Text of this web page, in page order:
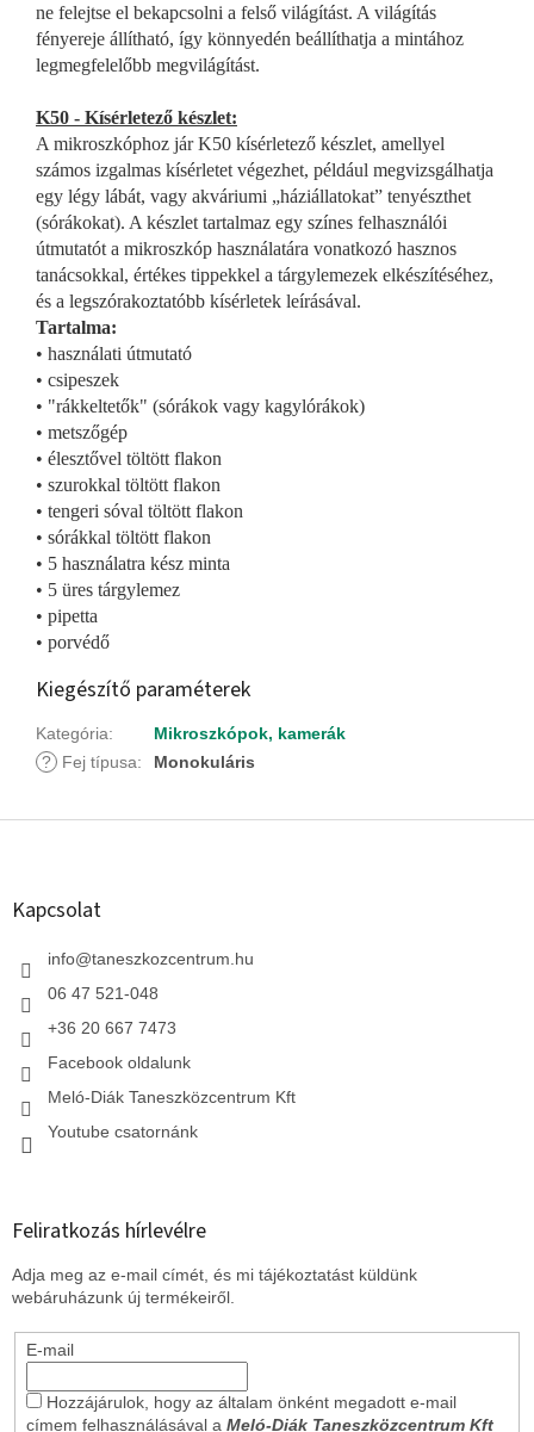
ne felejtse el bekapcsolni a felső világítást. A világítás
fényereje állítható, így könnyedén beállíthatja a mintához
legmegfelelőbb megvilágítást.
K50 - Kísérletező készlet:
A mikroszkóphoz jár K50 kísérletező készlet, amellyel
számos izgalmas kísérletet végezhet, például megvizsgálhatja
egy légy lábát, vagy akváriumi „háziállatokat” tenyészthet
(sórákokat). A készlet tartalmaz egy színes felhasználói
útmutatót a mikroszkóp használatára vonatkozó hasznos
tanácsokkal, értékes tippekkel a tárgylemezek elkészítéséhez,
és a legszórakoztatóbb kísérletek leírásával.
Tartalma:
• használati útmutató
• csipeszek
• "rákkeltetők" (sórákok vagy kagylórákok)
• metszőgép
• élesztővel töltött flakon
• szurokkal töltött flakon
• tengeri sóval töltött flakon
• sórákkal töltött flakon
• 5 használatra kész minta
• 5 üres tárgylemez
• pipetta
• porvédő
Kiegészítő paraméterek
Kategória:
Mikroszkópok, kamerák
?
Fej típusa: Monokuláris
L
Kapcsolat
info@taneszkozcentrum.hu
06 47 521-048
+36 20 667 7473
Facebook oldalunk
Meló-Diák Taneszközcentrum Kft
Youtube csatornánk
Feliratkozás hírlevélre
Adja meg az e-mail címét, és mi tájékoztatást küldünk
webáruházunk új termékeiről.
E-mail
Hozzájárulok, hogy az általam önként megadott e-mail
címem felhasználásával a Meló-Diák Taneszközcentrum Kft